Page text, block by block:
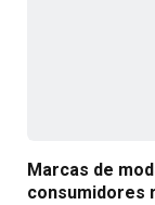
Marcas de
consumidores